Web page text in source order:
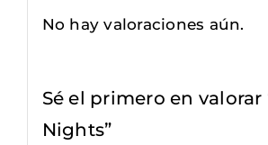
No hay valoraciones aún.
Sé el primero en valorar
Nights”